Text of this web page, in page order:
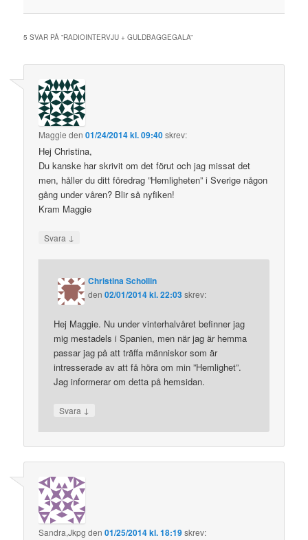
5 SVAR PÅ ”RADIOINTERVJU + GULDBAGGEGALA”
Maggie den01/24/2014 kl. 09:40skrev:
Hej Christina,
Du kanske har skrivit om det förut och jag missat det
men, håller du ditt föredrag ”Hemligheten” i Sverige någon
gång under våren? Blir så nyfiken!
Kram Maggie
Svara ↓
Christina Schollin
den02/01/2014 kl. 22:03skrev:
Hej Maggie. Nu under vinterhalvåret befinner jag
mig mestadels i Spanien, men när jag är hemma
passar jag på att träffa människor som är
intresserade av att få höra om min ”Hemlighet”.
Jag informerar om detta på hemsidan.
Svara ↓
Sandra,Jkpg den01/25/2014 kl. 18:19skrev: